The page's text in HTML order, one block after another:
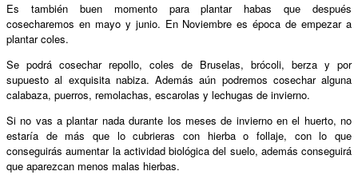
Es también buen momento para plantar habas que después
cosecharemos en mayo y junio. En Noviembre es época de empezar a
plantar coles.
Se podrá cosechar repollo, coles de Bruselas, brócoli, berza y por
supuesto al exquisita nabiza. Además aún podremos cosechar alguna
calabaza, puerros, remolachas, escarolas y lechugas de invierno.
Si no vas a plantar nada durante los meses de invierno en el huerto, no
estaría de más que lo cubrieras con hierba o follaje, con lo que
conseguirás aumentar la actividad biológica del suelo, además conseguirá
que aparezcan menos malas hierbas.